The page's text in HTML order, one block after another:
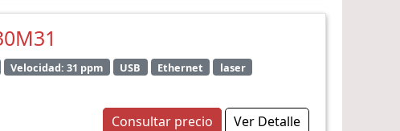
Velocidad: 31 ppm USB Ethernet laser
Consultar precio Ver Detalle